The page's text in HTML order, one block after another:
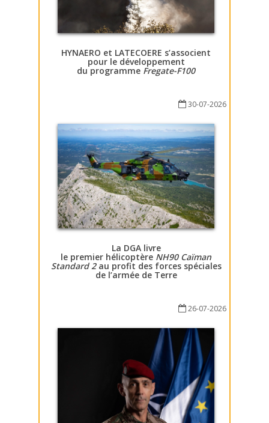
HYNAERO et LATECOERE s’associent
pour le développement
du programme Fregate-F100
30-07-2026
La DGA livre
le premier hélicoptère NH90 Caïman
Standard 2au profit des forces spéciales
de l’armée de Terre
26-07-2026